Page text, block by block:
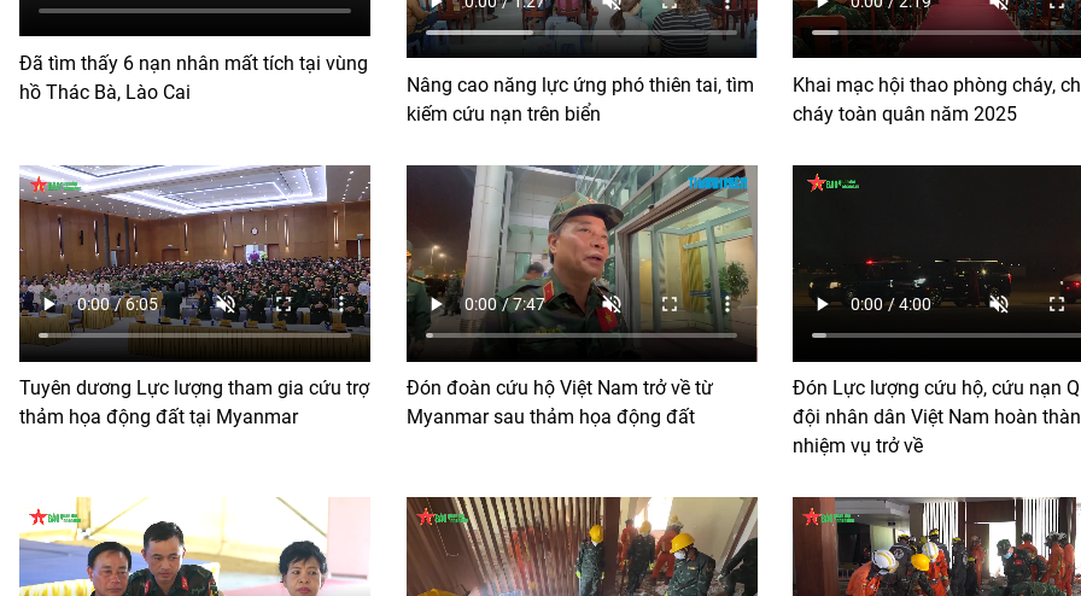
Đã tìm thấy 6 nạn nhân mất tích tại vùng
hồ Thác Bà, Lào Cai
Nâng cao năng lực ứng phó thiên tai, tìm
kiếm cứu nạn trên biển
Khai mạc hội thao phòng cháy,
cháy toàn quân năm 2025
Tuyên dương Lực lượng tham gia cứu trợ
thảm họa động đất tại Myanmar
Đón đoàn cứu hộ Việt Nam trở về từ
Myanmar sau thảm họa động đất
Đón Lực lượng cứu hộ, cứu nạn
đội nhân dân Việt Nam hoàn
nhiệm vụ trở về